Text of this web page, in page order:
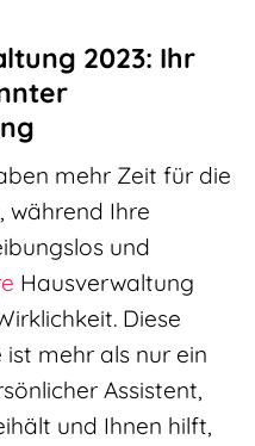
2023: Ihr
mehr Zeit für die
während Ihre
und
Hausverwaltung
Diese
mehr als nur ein
Assistent,
und Ihnen hilft,